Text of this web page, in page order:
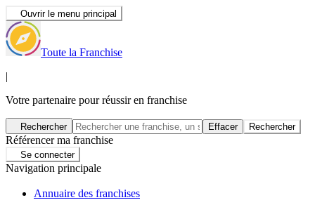
Ouvrir le menu principal
Toute la Franchise
|
Votre partenaire pour réussir en franchise
Rechercher Effacer Rechercher
Référencer ma franchise
Se connecter
Navigation principale
Annuaire des franchises